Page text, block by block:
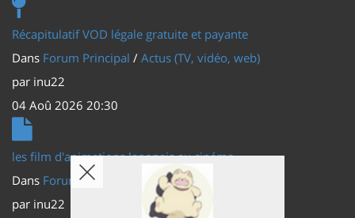
Récapitulatif VOD légale gratuite et payante
Dans Forum Principal / Actus (TV, vidéo, web)
par inu22
04 Aoû 2026 20:30
les film d'animations Japonais au cinéma
Dans Forum Principal
Actus (TV, vidéo, web)
par inu22